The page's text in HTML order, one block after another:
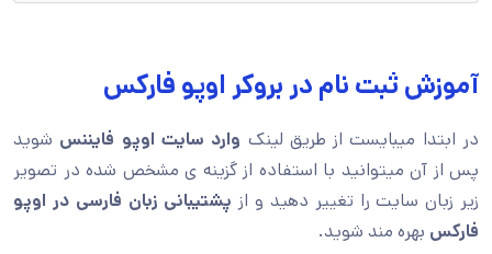
آموزش ثبت نام در بروکر اوپو فارکس
در ابتدا میبایست از طریق لینکوارد سایت اوپو فایننسشوید
پس از آن میتوانید با استفاده از گزینه ی مشخص شده در تصویر
زیر زبان سایت را تغییر دهید و ازپشتیبانی زبان فارسی در اوپو
فارکسبهره مند شوید.